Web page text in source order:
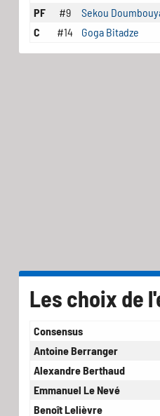
PF
#9 Sekou
C
#14 Goga Bitadze
Les choix de
Consensus
Antoine Berranger
Alexandre Berthaud
Emmanuel Le Nevé
Benoît Lelièvre